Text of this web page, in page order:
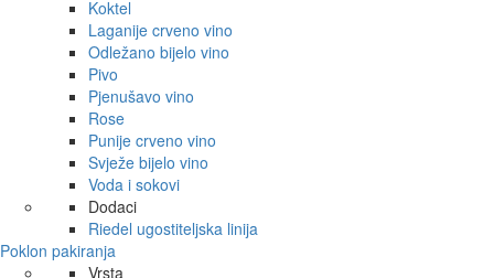
Koktel
Laganije crveno vino
Odležano bijelo vino
Pivo
Pjenušavo vino
Rose
Punije crveno vino
Svježe bijelo vino
Voda i sokovi
Dodaci
Riedel ugostiteljska linija
Poklon pakiranja
Vrsta